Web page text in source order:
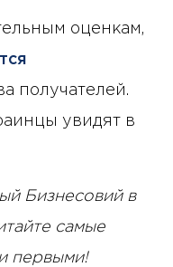
оценкам,
получателей.
увидят в
Бизнесовий в
самые
первыми!